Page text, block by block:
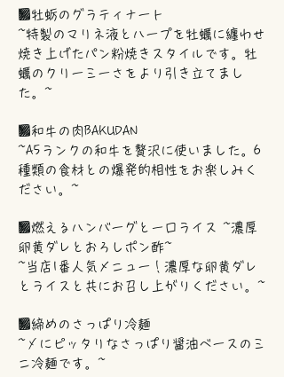
■牡蛎のグラティナート
~特製のマリネ液とハープを牡蠣に纏わせ
焼き上げたパン粉焼きスタイルです。牡
蠣のクリーミーさをより引き立てまし
た。~
■和牛の肉BAKUDAN
~A5ランクの和牛を贅沢に使いました。6
種類の食材との爆発的相性をお楽しみく
ださい。~
■燃えるハンバーグと一口ライス ~濃厚
卵黄ダレとおろしポン酢~
~当店1番人気メニュー！濃厚な卵黄ダレ
とライスと共にお召し上がりください。~
■締めのさっぱり冷麺
~〆にピッタリなさっぱり醤油ベースのミ
ニ冷麺です。~